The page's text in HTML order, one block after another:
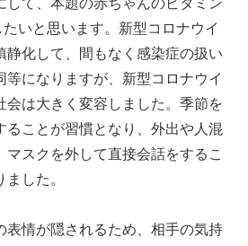
して、本題の赤ちゃんのビタミン
いと思います。新型コロナウイ
静化して、間もなく感染症の扱い
等になりますが、新型コロナウイ
会は大きく変容しました。季節を
ることが習慣となり、外出や人混
マスクを外して直接会話をするこ
した。
表情が隠されるため、相手の気持